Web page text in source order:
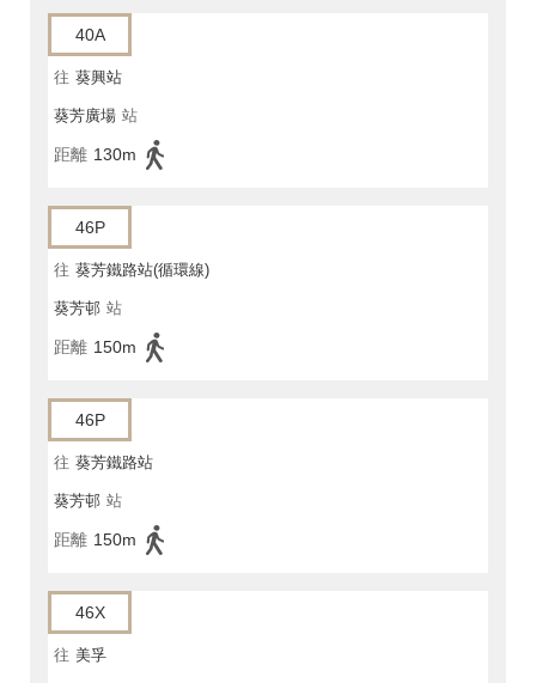
40A
往 葵興站
葵芳廣場 站
距離 130m
46P
往 葵芳鐵路站(循環線)
葵芳邨 站
距離 150m
46P
往 葵芳鐵路站
葵芳邨 站
距離 150m
46X
往 美孚